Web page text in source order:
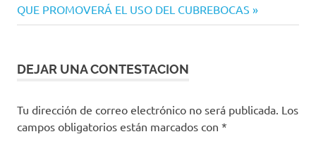
entradas
entrada:
QUE PROMOVERÁ EL USO DEL CUBREBOCAS
DEJAR UNA CONTESTACION
Tu dirección de correo electrónico no será publicada. Los
campos obligatorios están marcados con *